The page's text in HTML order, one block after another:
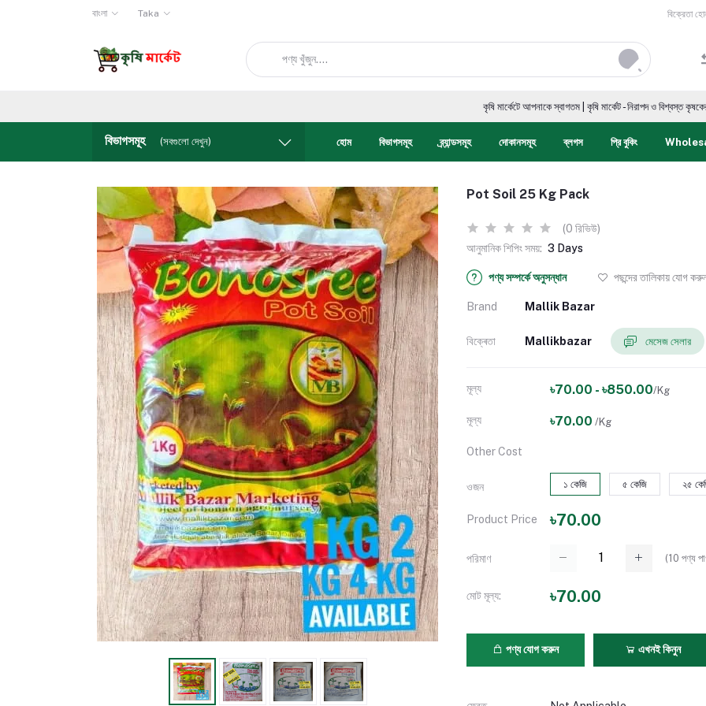
বাংলা Taka বিক্রেতা
কৃষি মার্কেটে আপনাকে স্বাগতম | কৃষি মার্কেট - নিরাপদ ও বিশ্বস্ত কৃষকের
বিভাগসমূহ (সবগুলো দেখুন) হোম বিভাগসমূহ ব্র্যান্ডসমূহ দোকানসমূহ ব্লগস প্রি বুকিং
Pot Soil 25 Kg Pack
(0 রিভিউ)
আনুমানিক শিপিং সময়: 3 Days
পণ্য সম্পর্কে অনুসন্ধান পছন্দের তালিকায় যোগ
Brand Mallik Bazar
বিক্ৰেতা Mallikbazar মেসেজ সেলার
মূল্য ৳70.00 - ৳850.00/Kg
মূল্য ৳70.00 /Kg
Other Cost
ওজন ১ কেজি ৫ কেজি ২৫
Product Price ৳70.00
পরিমাণ (10 পণ্য
মোট মূল্য: ৳70.00
পণ্য যোগ করুন এখনই কিনুন